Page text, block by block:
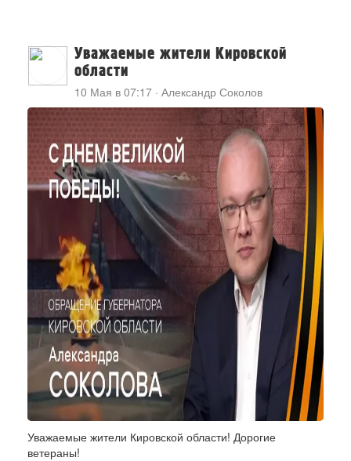
Уважаемые жители Кировской
области
10 Мая в 07:17 · Александр Соколов
Уважаемые жители Кировской области! Дорогие
ветераны!